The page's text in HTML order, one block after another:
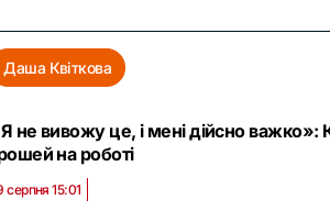
Даша Квіткова
не вивожу це, і мені дійсно важко»:
на роботі
серпня 15:01